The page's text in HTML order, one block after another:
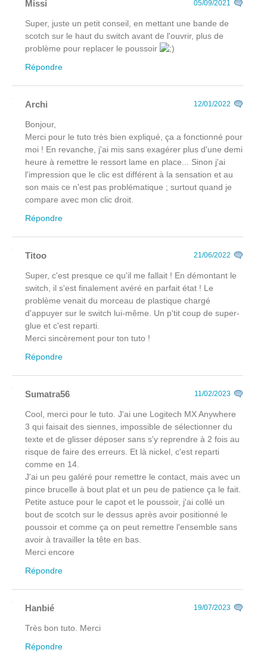
Missi 05/09/2021
Super, juste un petit conseil, en mettant une bande de
scotch sur le haut du switch avant de l'ouvrir, plus de
problème pour replacer le poussoir
Répondre
Archi 12/01/2022
Bonjour,
Merci pour le tuto très bien expliqué, ça a fonctionné pour
moi ! En revanche, j'ai mis sans exagérer plus d'une demi
heure à remettre le ressort lame en place... Sinon j'ai
l'impression que le clic est différent à la sensation et au
son mais ce n'est pas problématique ; surtout quand je
compare avec mon clic droit.
Répondre
Titoo 21/06/2022
Super, c'est presque ce qu'il me fallait ! En démontant le
switch, il s'est finalement avéré en parfait état ! Le
problème venait du morceau de plastique chargé
d'appuyer sur le switch lui-même. Un p'tit coup de super-
glue et c'est reparti.
Merci sincèrement pour ton tuto !
Répondre
Sumatra56 11/02/2023
Cool, merci pour le tuto. J'ai une Logitech MX Anywhere
3 qui faisait des siennes, impossible de sélectionner du
texte et de glisser déposer sans s'y reprendre à 2 fois au
risque de faire des erreurs. Et là nickel, c'est reparti
comme en 14.
J'ai un peu galéré pour remettre le contact, mais avec un
pince brucelle à bout plat et un peu de patience ça le fait.
Petite astuce pour le capot et le poussoir, j'ai collé un
bout de scotch sur le dessus après avoir positionné le
poussoir et comme ça on peut remettre l'ensemble sans
avoir à travailler la tête en bas.
Merci encore
Répondre
Hanbié 19/07/2023
Très bon tuto. Merci
Répondre